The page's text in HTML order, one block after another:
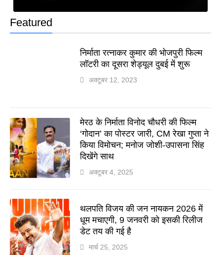
Featured
निर्माता रत्नाकर कुमार की भोजपुरी फिल्म
लॉटरी का दूसरा शेड्यूल दुबई में शुरू
अक्टूबर 12, 2023
मेरठ के निर्माता विनोद चौधरी की फिल्म
‘गोदान’ का पोस्टर जारी, CM रेखा गुप्ता ने
किया विमोचन; मनोज जोशी-उपासना सिंह
दिखेंगे साथ
अक्टूबर 4, 2025
थलपति विजय की जन नायकन 2026 में
धूम मचाएगी, 9 जनवरी को इसकी रिलीज
डेट तय की गई है
मार्च 25, 2025